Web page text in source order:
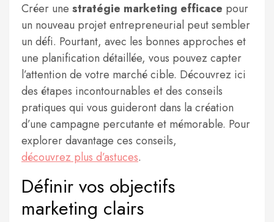
Créer une stratégie marketing efficace pour
un nouveau projet entrepreneurial peut sembler
un défi. Pourtant, avec les bonnes approches et
une planification détaillée, vous pouvez capter
l’attention de votre marché cible. Découvrez ici
des étapes incontournables et des conseils
pratiques qui vous guideront dans la création
d’une campagne percutante et mémorable. Pour
explorer davantage ces conseils,
découvrez plus d’astuces.
Définir vos objectifs
marketing clairs